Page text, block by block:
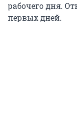
рабочего дня.
первых дней.